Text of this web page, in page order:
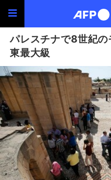
パレスチナで8世紀
東最大級